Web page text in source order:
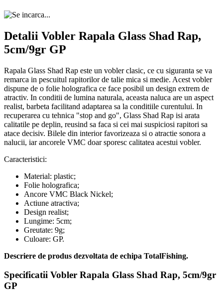
Detalii Vobler Rapala Glass Shad Rap,
5cm/9gr GP
Rapala Glass Shad Rap este un vobler clasic, ce cu siguranta se va
remarca in pescuitul rapitorilor de talie mica si medie. Acest vobler
dispune de o folie holografica ce face posibil un design extrem de
atractiv. In conditii de lumina naturala, aceasta naluca are un aspect
realist, barbeta facilitand adaptarea sa la conditiile curentului. In
recuperarea cu tehnica "stop and go", Glass Shad Rap isi arata
calitatile pe deplin, reusind sa faca si cei mai suspiciosi rapitori sa
atace decisiv. Bilele din interior favorizeaza si o atractie sonora a
nalucii, iar ancorele VMC doar sporesc calitatea acestui vobler.
Caracteristici:
Material: plastic;
Folie holografica;
Ancore VMC Black Nickel;
Actiune atractiva;
Design realist;
Lungime: 5cm;
Greutate: 9g;
Culoare: GP.
Descriere de produs dezvoltata de echipa TotalFishing.
Specificatii Vobler Rapala Glass Shad Rap, 5cm/9gr
GP